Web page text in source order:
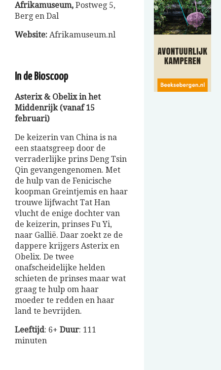
Afrikamuseum, Postweg 5,
Berg en Dal
Website: Afrikamuseum.nl
In de Bioscoop
Asterix & Obelix in het
Middenrijk (vanaf 15
februari)
De keizerin van China is na
een staatsgreep door de
verraderlijke prins Deng Tsin
Qin gevangengenomen. Met
de hulp van de Fenicische
koopman Greintjemis en haar
trouwe lijfwacht Tat Han
vlucht de enige dochter van
de keizerin, prinses Fu Yi,
naar Gallië. Daar zoekt ze de
dappere krijgers Asterix en
Obelix. De twee
onafscheidelijke helden
schieten de prinses maar wat
graag te hulp om haar
moeder te redden en haar
land te bevrijden.
Leeftijd: 6+ Duur: 111
minuten